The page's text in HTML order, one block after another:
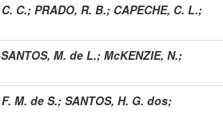
C.; PRADO, R. B.; CAPECHE, C. L.;
M. de L.; McKENZIE, N.;
M. de S.; SANTOS, H. G. dos;